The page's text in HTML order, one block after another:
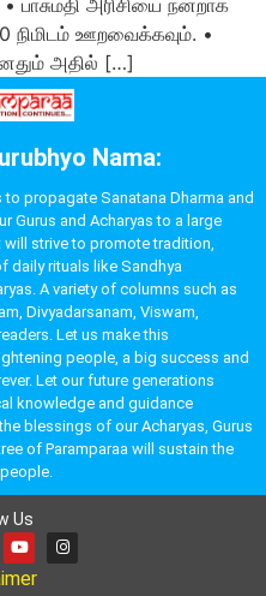
ஊறவைக்கவும். •
அதில் […]
Nama:
propagate Sanatana Dharma and
Gurus and Acharyas to a large
strive to promote tradition,
daily rituals like Sandhya
A variety of columns such as
Divyadarsanam, Viswam,
Let us make this
people, a big success and
Let our future generations
knowledge and guidance
blessings of our Acharyas, Gurus
of Paramparaa will sustain the
Us